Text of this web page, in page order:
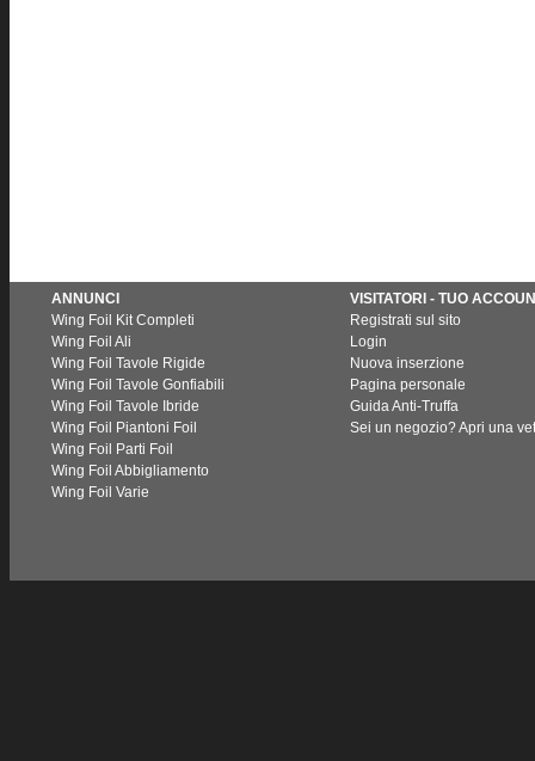
ANNUNCI
Wing Foil Kit Completi
Wing Foil Ali
Wing Foil Tavole Rigide
Wing Foil Tavole Gonfiabili
Wing Foil Tavole Ibride
Wing Foil Piantoni Foil
Wing Foil Parti Foil
Wing Foil Abbigliamento
Wing Foil Varie
VISITATORI - TUO
Registrati sul sito
Login
Nuova inserzione
Pagina personale
Guida Anti-Truffa
Sei un negozio? Apri una